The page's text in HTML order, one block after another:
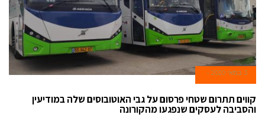
3 במאי 2020
קווים תתרום שטחי פרסום על גבי האוטובוסים שלה במודיעין
והסביבה לעסקים שנפגעו מהקורונה